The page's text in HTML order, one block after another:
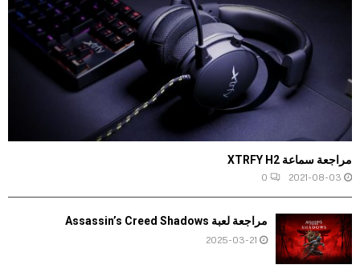
مراجعة سماعة XTRFY H2
2021-08-03
0
مراجعة لعبة Assassin’s Creed Shadows
2025-03-21